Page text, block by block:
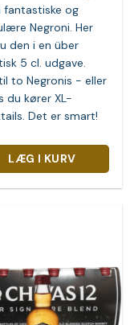
fantastiske og
Negroni. Her
den i en über
5 cl. udgave.
to Negronis - eller
du kører XL-
Det er smart!
LÆG I KURV